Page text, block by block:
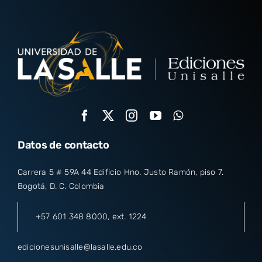
Datos de contacto
Carrera 5 # 59A 44 Edificio Hno. Justo Ramón, piso 7.
Bogotá, D. C. Colombia
+57 601 348 8000, ext. 1224
edicionesunisalle@lasalle.edu.co